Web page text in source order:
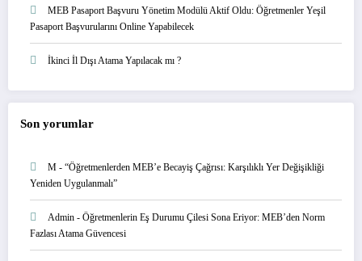
MEB Pasaport Başvuru Yönetim Modülü Aktif Oldu: Öğretmenler Yeşil
Pasaport Başvurularını Online Yapabilecek
İkinci İl Dışı Atama Yapılacak mı ?
Son yorumlar
M - “Öğretmenlerden MEB’e Becayiş Çağrısı: Karşılıklı Yer Değişikliği
Yeniden Uygulanmalı”
Admin - Öğretmenlerin Eş Durumu Çilesi Sona Eriyor: MEB’den Norm
Fazlası Atama Güvencesi